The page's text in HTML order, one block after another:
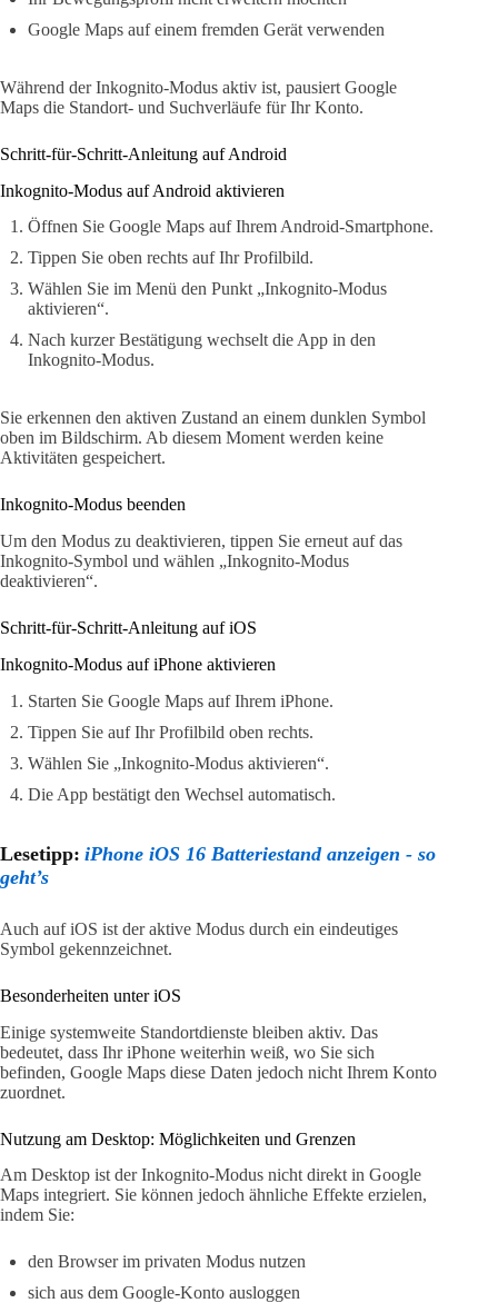
Google Maps auf einem fremden Gerät verwenden
Während der Inkognito-Modus aktiv ist, pausiert Google
Maps die Standort- und Suchverläufe für Ihr Konto.
Schritt-für-Schritt-Anleitung auf Android
Inkognito-Modus auf Android aktivieren
Öffnen Sie Google Maps auf Ihrem Android-Smartphone.
Tippen Sie oben rechts auf Ihr Profilbild.
Wählen Sie im Menü den Punkt „Inkognito-Modus
aktivieren“.
Nach kurzer Bestätigung wechselt die App in den
Inkognito-Modus.
Sie erkennen den aktiven Zustand an einem dunklen Symbol
oben im Bildschirm. Ab diesem Moment werden keine
Aktivitäten gespeichert.
Inkognito-Modus beenden
Um den Modus zu deaktivieren, tippen Sie erneut auf das
Inkognito-Symbol und wählen „Inkognito-Modus
deaktivieren“.
Schritt-für-Schritt-Anleitung auf iOS
Inkognito-Modus auf iPhone aktivieren
Starten Sie Google Maps auf Ihrem iPhone.
Tippen Sie auf Ihr Profilbild oben rechts.
Wählen Sie „Inkognito-Modus aktivieren“.
Die App bestätigt den Wechsel automatisch.
Lesetipp: iPhone iOS 16 Batteriestand anzeigen - so
geht’s
Auch auf iOS ist der aktive Modus durch ein eindeutiges
Symbol gekennzeichnet.
Besonderheiten unter iOS
Einige systemweite Standortdienste bleiben aktiv. Das
bedeutet, dass Ihr iPhone weiterhin weiß, wo Sie sich
befinden, Google Maps diese Daten jedoch nicht Ihrem Konto
zuordnet.
Nutzung am Desktop: Möglichkeiten und Grenzen
Am Desktop ist der Inkognito-Modus nicht direkt in Google
Maps integriert. Sie können jedoch ähnliche Effekte erzielen,
indem Sie:
den Browser im privaten Modus nutzen
sich aus dem Google-Konto ausloggen